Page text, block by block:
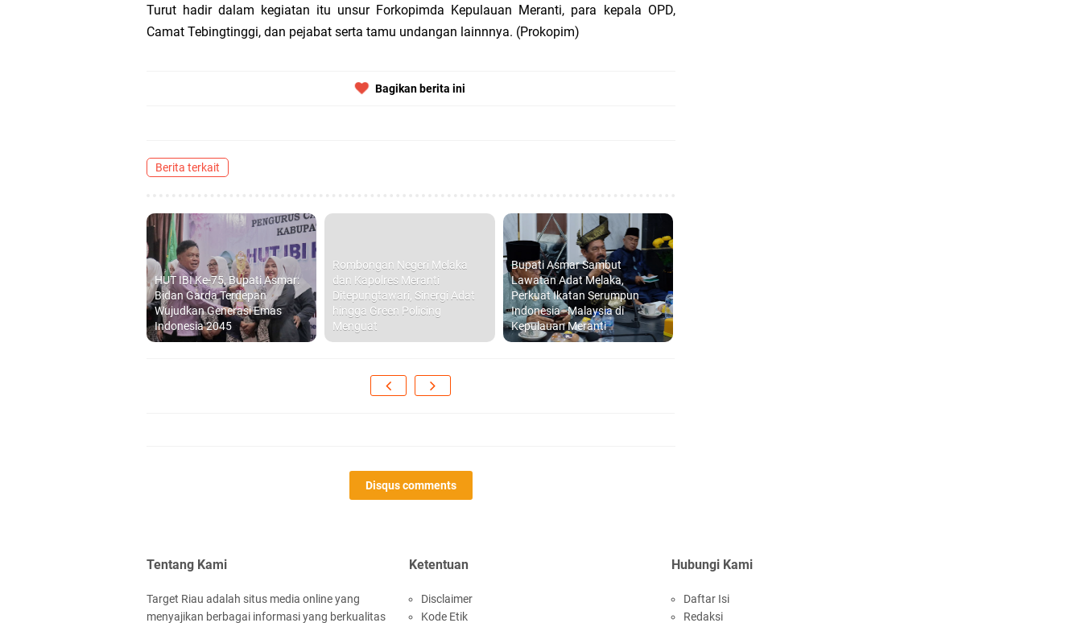
Turut hadir dalam kegiatan itu unsur Forkopimda Kepulauan Meranti, para kepala OPD,
Camat Tebingtinggi, dan pejabat serta tamu undangan lainnnya. (Prokopim)
Bagikan berita ini
Berita terkait
HUT IBI Ke-75, Bupati Asmar:
Bidan Garda Terdepan
Wujudkan Generasi Emas
Indonesia 2045
Rombongan Negeri Melaka
dan Kapolres Meranti
Ditepungtawari, Sinergi Adat
hingga Green Policing
Menguat
Bupati Asmar Sambut
Lawatan Adat Melaka,
Perkuat Ikatan Serumpun
Indonesia–Malaysia di
Kepulauan Meranti
Disqus comments
Tentang Kami
Target Riau adalah situs media online yang
menyajikan berbagai informasi yang berkualitas
Ketentuan
Disclaimer
Kode Etik
Hubungi Kami
Daftar Isi
Redaksi